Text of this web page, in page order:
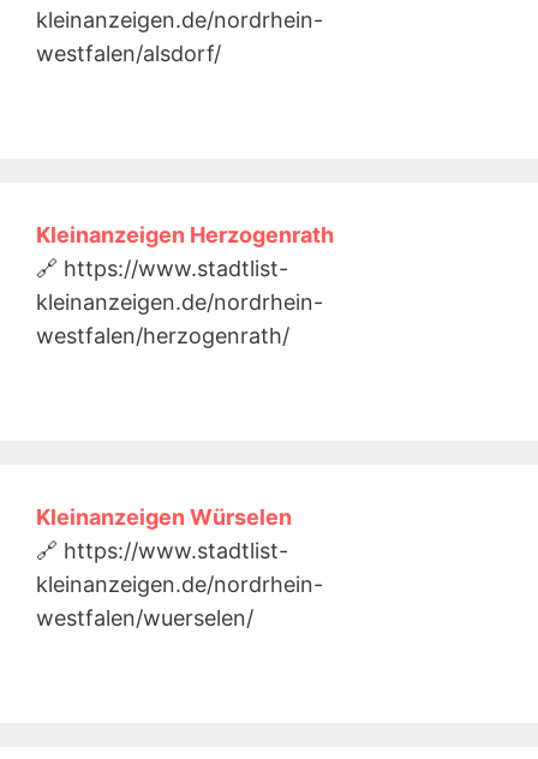
kleinanzeigen.de/nordrhein-
westfalen/alsdorf/
Kleinanzeigen Herzogenrath
🔗 https://www.stadtlist-
kleinanzeigen.de/nordrhein-
westfalen/herzogenrath/
Kleinanzeigen Würselen
🔗 https://www.stadtlist-
kleinanzeigen.de/nordrhein-
westfalen/wuerselen/